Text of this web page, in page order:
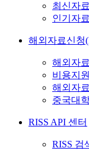
최신자료
인기자료
해외자료신청
해외자
비용지
해외자
중국대
RISS API 센터
RISS 검